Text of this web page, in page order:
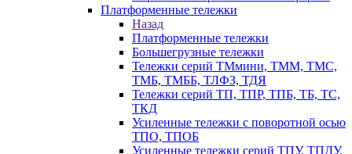
Платформенные тележки
Назад
Платформенные тележки
Большегрузные тележки
Тележки серий ТМмини, ТММ, ТМС,
ТМБ, ТМББ, ТЛФЗ, ТДЯ
Тележки серий ТП, ТПР, ТПБ, ТБ, ТС,
ТКД
Усиленные тележки с поворотной осью
ТПО, ТПОБ
Усиленные тележки серий ТПУ, ТПДУ,